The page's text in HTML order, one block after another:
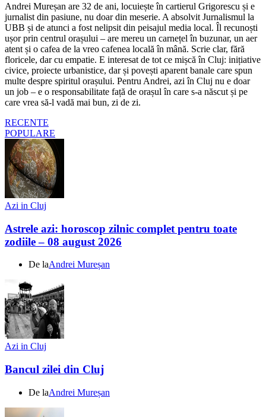
Andrei Mureșan are 32 de ani, locuiește în cartierul Grigorescu și e
jurnalist din pasiune, nu doar din meserie. A absolvit Jurnalismul la
UBB și de atunci a fost nelipsit din peisajul media local. Îl recunoști
ușor prin centrul orașului – are mereu un carnețel în buzunar, un aer
atent și o cafea de la vreo cafenea locală în mână. Scrie clar, fără
floricele, dar cu empatie. E interesat de tot ce mișcă în Cluj: inițiative
civice, proiecte urbanistice, dar și povești aparent banale care spun
multe despre spiritul orașului. Pentru Andrei, azi în Cluj nu e doar
un job – e o responsabilitate față de orașul în care s-a născut și pe
care vrea să-l vadă mai bun, zi de zi.
RECENTE
POPULARE
Azi in Cluj
Astrele azi: horoscop zilnic complet pentru toate
zodiile – 08 august 2026
De laAndrei Mureșan
Azi in Cluj
Bancul zilei din Cluj
De laAndrei Mureșan